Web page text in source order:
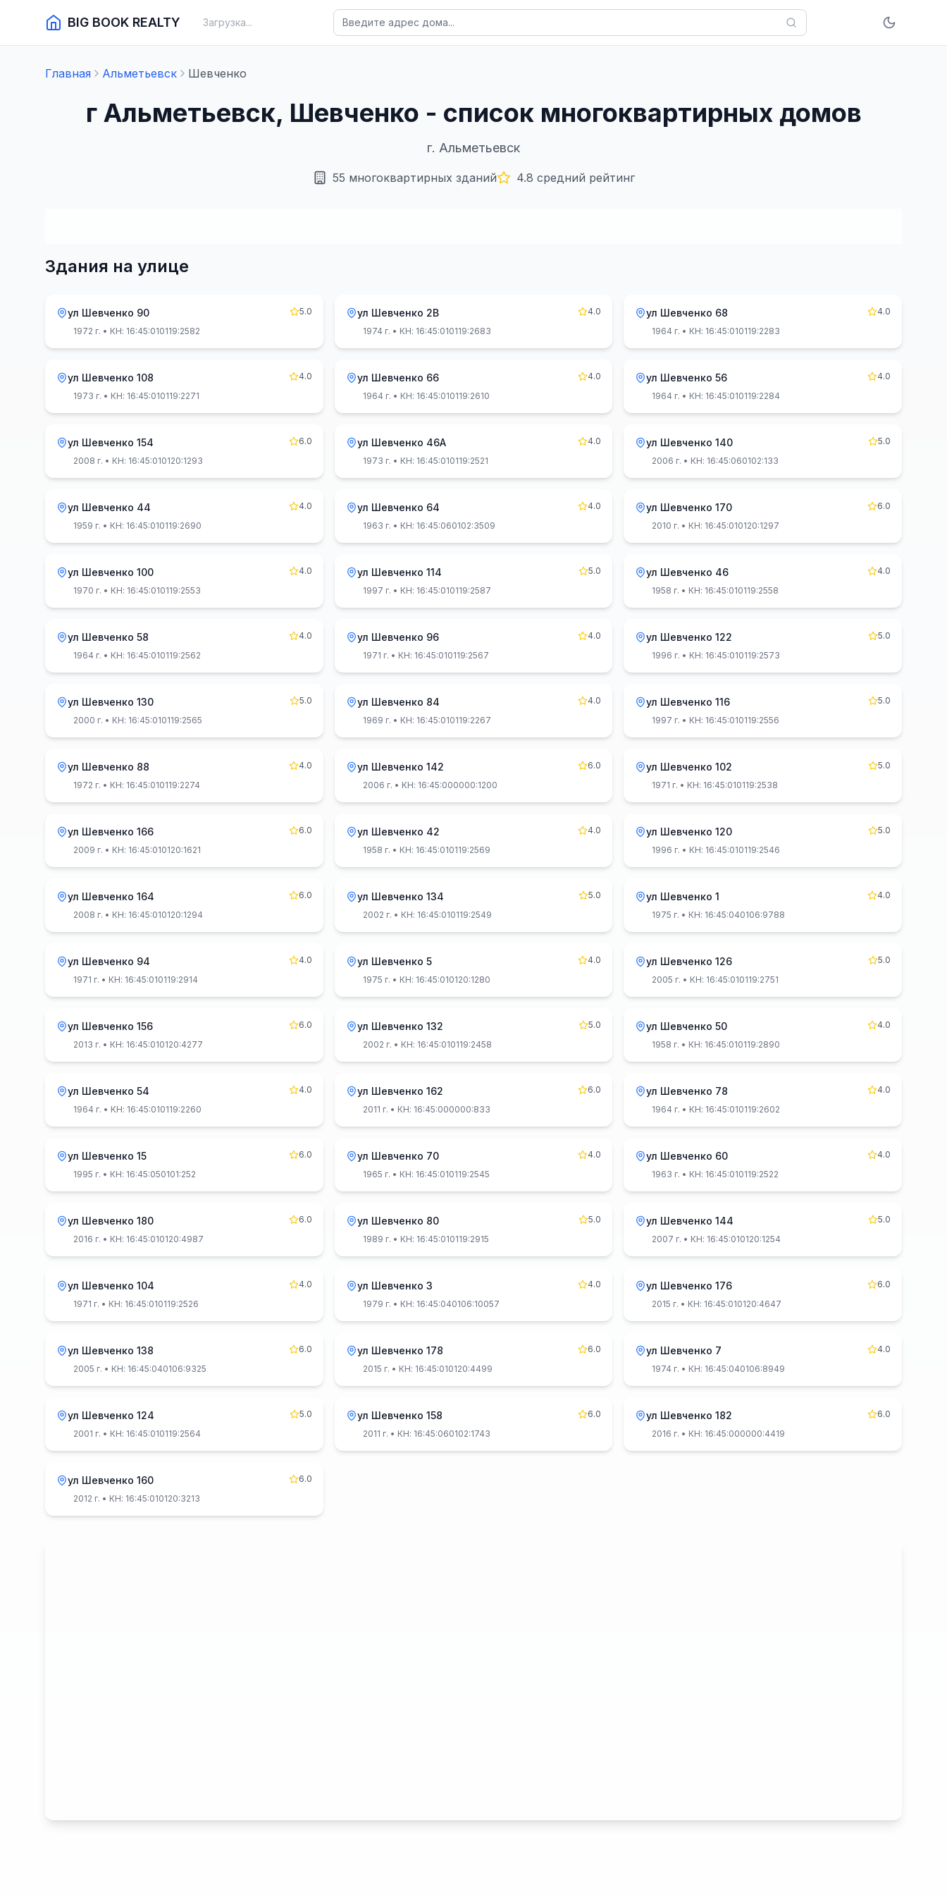
BIG BOOK REALTY Загрузка...
Главная Альметьевск Шевченко
г Альметьевск, Шевченко - список многоквартирных домов
г. Альметьевск
55 многоквартирных зданий 4.8 средний рейтинг
Здания на улице
ул Шевченко 90
5.0
1972 г. • КН: 16:45:010119:2582
ул Шевченко 2В
4.0
1974 г. • КН: 16:45:010119:2683
ул Шевченко 68
4.0
1964 г. • КН: 16:45:010119:2283
ул Шевченко 108
4.0
1973 г. • КН: 16:45:010119:2271
ул Шевченко 66
4.0
1964 г. • КН: 16:45:010119:2610
ул Шевченко 56
4.0
1964 г. • КН: 16:45:010119:2284
ул Шевченко 154
6.0
2008 г. • КН: 16:45:010120:1293
ул Шевченко 46А
4.0
1973 г. • КН: 16:45:010119:2521
ул Шевченко 140
5.0
2006 г. • КН: 16:45:060102:133
ул Шевченко 44
4.0
1959 г. • КН: 16:45:010119:2690
ул Шевченко 64
4.0
1963 г. • КН: 16:45:060102:3509
ул Шевченко 170
6.0
2010 г. • КН: 16:45:010120:1297
ул Шевченко 100
4.0
1970 г. • КН: 16:45:010119:2553
ул Шевченко 114
5.0
1997 г. • КН: 16:45:010119:2587
ул Шевченко 46
4.0
1958 г. • КН: 16:45:010119:2558
ул Шевченко 58
4.0
1964 г. • КН: 16:45:010119:2562
ул Шевченко 96
4.0
1971 г. • КН: 16:45:010119:2567
ул Шевченко 122
5.0
1996 г. • КН: 16:45:010119:2573
ул Шевченко 130
5.0
2000 г. • КН: 16:45:010119:2565
ул Шевченко 84
4.0
1969 г. • КН: 16:45:010119:2267
ул Шевченко 116
5.0
1997 г. • КН: 16:45:010119:2556
ул Шевченко 88
4.0
1972 г. • КН: 16:45:010119:2274
ул Шевченко 142
6.0
2006 г. • КН: 16:45:000000:1200
ул Шевченко 102
5.0
1971 г. • КН: 16:45:010119:2538
ул Шевченко 166
6.0
2009 г. • КН: 16:45:010120:1621
ул Шевченко 42
4.0
1958 г. • КН: 16:45:010119:2569
ул Шевченко 120
5.0
1996 г. • КН: 16:45:010119:2546
ул Шевченко 164
6.0
2008 г. • КН: 16:45:010120:1294
ул Шевченко 134
5.0
2002 г. • КН: 16:45:010119:2549
ул Шевченко 1
4.0
1975 г. • КН: 16:45:040106:9788
ул Шевченко 94
4.0
1971 г. • КН: 16:45:010119:2914
ул Шевченко 5
4.0
1975 г. • КН: 16:45:010120:1280
ул Шевченко 126
5.0
2005 г. • КН: 16:45:010119:2751
ул Шевченко 156
6.0
2013 г. • КН: 16:45:010120:4277
ул Шевченко 132
5.0
2002 г. • КН: 16:45:010119:2458
ул Шевченко 50
4.0
1958 г. • КН: 16:45:010119:2890
ул Шевченко 54
4.0
1964 г. • КН: 16:45:010119:2260
ул Шевченко 162
6.0
2011 г. • КН: 16:45:000000:833
ул Шевченко 78
4.0
1964 г. • КН: 16:45:010119:2602
ул Шевченко 15
6.0
1995 г. • КН: 16:45:050101:252
ул Шевченко 70
4.0
1965 г. • КН: 16:45:010119:2545
ул Шевченко 60
4.0
1963 г. • КН: 16:45:010119:2522
ул Шевченко 180
6.0
2016 г. • КН: 16:45:010120:4987
ул Шевченко 80
5.0
1989 г. • КН: 16:45:010119:2915
ул Шевченко 144
5.0
2007 г. • КН: 16:45:010120:1254
ул Шевченко 104
4.0
1971 г. • КН: 16:45:010119:2526
ул Шевченко 3
4.0
1979 г. • КН: 16:45:040106:10057
ул Шевченко 176
6.0
2015 г. • КН: 16:45:010120:4647
ул Шевченко 138
6.0
2005 г. • КН: 16:45:040106:9325
ул Шевченко 178
6.0
2015 г. • КН: 16:45:010120:4499
ул Шевченко 7
4.0
1974 г. • КН: 16:45:040106:8949
ул Шевченко 124
5.0
2001 г. • КН: 16:45:010119:2564
ул Шевченко 158
6.0
2011 г. • КН: 16:45:060102:1743
ул Шевченко 182
6.0
2016 г. • КН: 16:45:000000:4419
ул Шевченко 160
6.0
2012 г. • КН: 16:45:010120:3213